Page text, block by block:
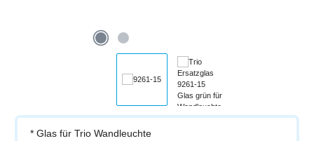
* Glas für Trio Wandleuchte